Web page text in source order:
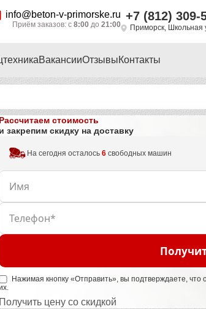
info@beton-v-primorske.ru
Приём заказов: с 8:00 до 21:00
+7 (812) 309-
Приморск, Школьная
ВакансииОтзывыКонтакты
Рассчитаем стоимость
и закрепим скидку на доставку
На сегодня осталось6 свободных машин
Нажимая кнопку «Отправить», вы подтверждаете, что
Получить цену со скидкой